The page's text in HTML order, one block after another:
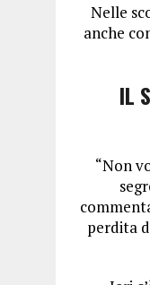
Nelle
anche
IL
“Non
perdita